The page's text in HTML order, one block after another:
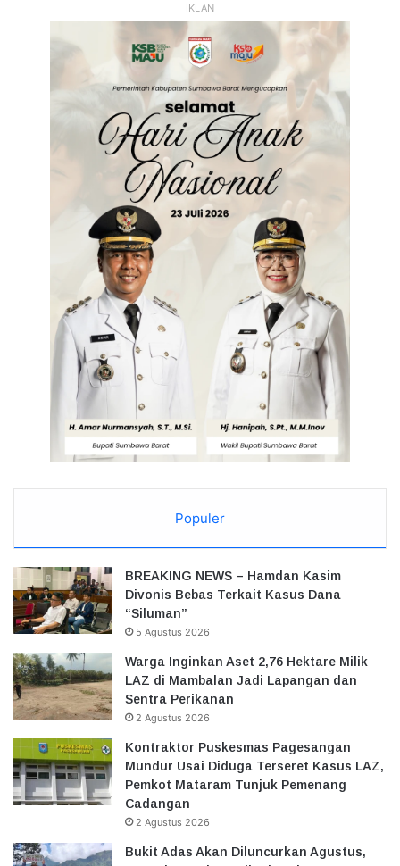
IKLAN
Populer
BREAKING NEWS – Hamdan Kasim
Divonis Bebas Terkait Kasus Dana
“Siluman”
5 Agustus 2026
Warga Inginkan Aset 2,76 Hektare Milik
LAZ di Mambalan Jadi Lapangan dan
Sentra Perikanan
2 Agustus 2026
Kontraktor Puskesmas Pagesangan
Mundur Usai Diduga Terseret Kasus LAZ,
Pemkot Mataram Tunjuk Pemenang
Cadangan
2 Agustus 2026
Bukit Adas Akan Diluncurkan Agustus,